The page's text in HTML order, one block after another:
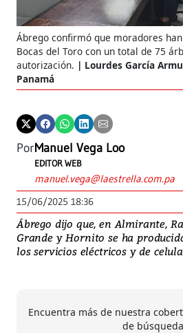
Ábrego confirmó que moradores
Bocas del Toro con un total de 75
autorización.
Lourdes García
Panamá
PorManuel Vega Loo
EDITOR WEB
manuel.vega@laestrella.com.pa
15/06/2025 18:36
Ábrego dijo que, en Almirante,
Grande y Hornito se ha
los servicios eléctricos y de
Encuentra más de nuestra
de